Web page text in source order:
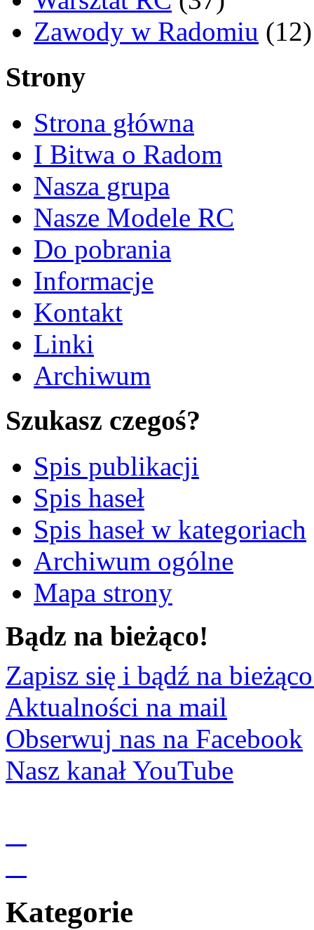
Zawody w Radomiu (12)
Strony
Strona główna
I Bitwa o Radom
Nasza grupa
Nasze Modele RC
Do pobrania
Informacje
Kontakt
Linki
Archiwum
Szukasz czegoś?
Spis publikacji
Spis haseł
Spis haseł w kategoriach
Archiwum ogólne
Mapa strony
Bądz na bieżąco!
Zapisz się i bądź na
Aktualności na mail
Obserwuj nas na Facebook
Nasz kanał YouTube
Kategorie